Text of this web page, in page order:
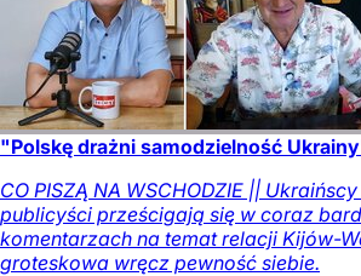
"Polskę drażni samodzielność
CO PISZĄ NA WSCHODZIE ||
publicyści prześcigają się w coraz
komentarzach na temat relacji Kijów-
groteskowa wręcz pewność siebie.